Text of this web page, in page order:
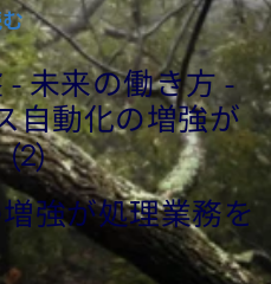
未来の働き方 -
自動化の増強が
(2)
強が処理業務を